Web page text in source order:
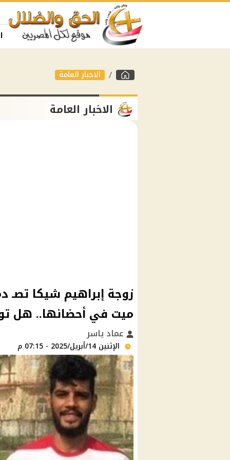
الاخبار العامة
الاخبار العامة
زوجة إبراهيم شيكا تصـ
ميت في أحضانها.. هل
عماد ياسر
الإثنين 14/أبريل/2025 - 07:15 م